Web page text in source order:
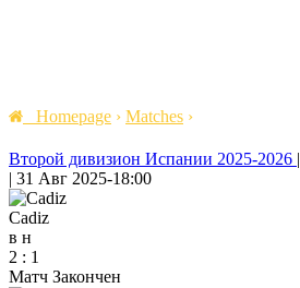
Homepage › Matches ›
Второй дивизион Испании 2025-2026 |
| 31 Авг 2025-18:00
Cadiz
в н
2 : 1
Матч Закончен